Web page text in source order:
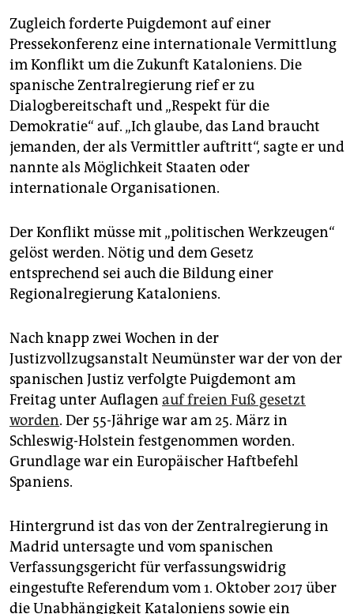
epaper login
Zugleich forderte Puigdemont auf einer
Pressekonferenz eine internationale Vermittlung
im Konflikt um die Zukunft Kataloniens. Die
spanische Zentralregierung rief er zu
Dialogbereitschaft und „Respekt für die
Demokratie“ auf. „Ich glaube, das Land braucht
jemanden, der als Vermittler auftritt“, sagte er und
nannte als Möglichkeit Staaten oder
internationale Organisationen.
Der Konflikt müsse mit „politischen Werkzeugen“
gelöst werden. Nötig und dem Gesetz
entsprechend sei auch die Bildung einer
Regionalregierung Kataloniens.
Nach knapp zwei Wochen in der
Justizvollzugsanstalt Neumünster war der von der
spanischen Justiz verfolgte Puigdemont am
Freitag unter Auflagen auf freien Fuß gesetzt
worden. Der 55-Jährige war am 25. März in
Schleswig-Holstein festgenommen worden.
Grundlage war ein Europäischer Haftbefehl
Spaniens.
Hintergrund ist das von der Zentralregierung in
Madrid untersagte und vom spanischen
Verfassungsgericht für verfassungswidrig
eingestufte Referendum vom 1. Oktober 2017 über
die Unabhängigkeit Kataloniens sowie ein